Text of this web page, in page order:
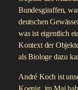
Bundesgiraffen,
deutschen
was ist eigentlich
Kontext der
als Biologe dazu
André Koch ist